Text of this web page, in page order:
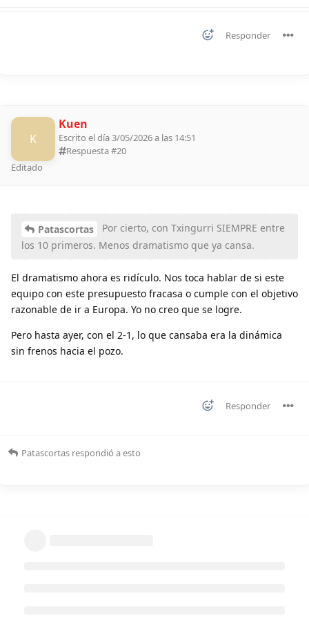
Responder
K
Kuen
Escrito el día 3/05/2026 a las 14:51
Respuesta #20
Editado
Patascortas
Por cierto, con Txingurri SIEMPRE entre
los 10 primeros. Menos dramatismo que ya cansa.
El dramatismo ahora es ridículo. Nos toca hablar de si este
equipo con este presupuesto fracasa o cumple con el objetivo
razonable de ir a Europa. Yo no creo que se logre.
Pero hasta ayer, con el 2-1, lo que cansaba era la dinámica
sin frenos hacia el pozo.
Responder
Patascortas respondió a esto